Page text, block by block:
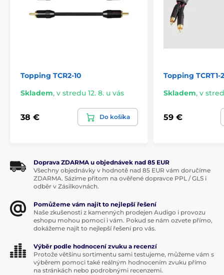
Topping TCR2-10
Skladem, v stredu 12. 8. u vás
38 € Do košíka
Topping TCRT1-
Skladem, v
59 €
Doprava ZDARMA u objednávek nad 85 EUR
Všechny objednávky v hodnotě nad 85 EUR vám doručíme
ZDARMA. Sázíme přitom na ověřené dopravce PPL / GLS i
odběr v Zásilkovnách.
Pomůžeme vám najít to nejlepší řešení
Naše zkušenosti z kamenných prodejen Audigo i provozu
eshopu mohou pomoci i vám. Pokud se nám ozvete přímo,
dokážeme najít to nejlepší řešení pro vás.
Výběr podle hodnocení zvuku a recenzí
Protože většinu sortimentu sami testujeme, můžeme vám s
výběrem pomoci také reálným hodnocením zvuku přímo
na stránkách nebo podrobnými recenzemi.